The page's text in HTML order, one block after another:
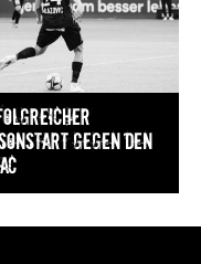
gegen den